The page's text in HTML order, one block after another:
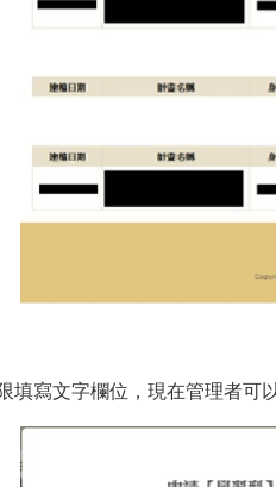
填寫文字欄位，現在管理者可